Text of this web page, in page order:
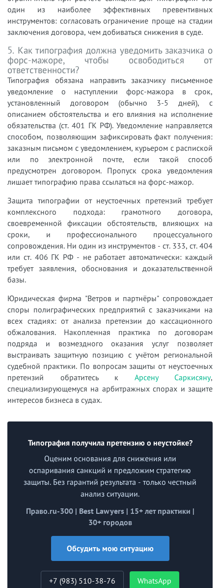
один из наиболее эффективных превентивных
инструментов: согласовать ограничение проще на стадии
заключения договора, чем добиваться снижения в суде.
5. Как типография должна уведомить заказчика о
форс-мажоре, чтобы освободиться от
ответственности?
Типография обязана направить заказчику письменное
уведомление о наступлении форс-мажора в срок,
установленный договором (обычно 3-5 дней), с
описанием обстоятельства и его влияния на исполнение
обязательства (ст. 401 ГК РФ). Уведомление направляется
способом, позволяющим зафиксировать факт получения:
заказным письмом с уведомлением, курьером с распиской
или по электронной почте, если такой способ
предусмотрен договором. Пропуск срока уведомления
лишает типографию права ссылаться на форс-мажор.
Защита типографии от неустоечных претензий требует
комплексного подхода: грамотного договора,
своевременной фиксации обстоятельств, влияющих на
сроки, и профессионального процессуального
сопровождения. Ни один из инструментов - ст. 333, ст. 404
или ст. 406 ГК РФ - не работает автоматически: каждый
требует заявления, обоснования и доказательственной
базы.
Юридическая фирма "Ветров и партнёры" сопровождает
споры полиграфических предприятий с заказчиками на
всех стадиях: от анализа претензии до кассационного
обжалования. Накопленная практика по договорам
подряда и возмездного оказания услуг позволяет
выстраивать защитную позицию с учётом региональной
судебной практики. По вопросам защиты от неустоечных
претензий обратитесь к Арсену Саркисяну,
специализирующемуся на арбитражных спорах и защите
интересов бизнеса в судах.
Типография получила претензию о неустойке?
Оценим основания для снижения или
оспаривания санкций и предложим стратегию
защиты. Без гарантий результата - только честный
анализ ситуации.
Право.ru-300 | Best Lawyers | 15+ лет практики |
30+ городов
Обсудить мою ситуацию
+7 (983) 510-38-76 WhatsApp